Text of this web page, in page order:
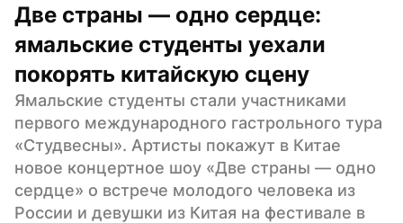
Две страны — одно сердце:
ямальские студенты уехали
покорять китайскую сцену
Ямальские студенты стали участниками
первого международного гастрольного тура
«Студвесны». Артисты покажут в Китае
новое концертное шоу «Две страны — одно
сердце» о встрече молодого человека из
России и девушки из Китая на фестивале в